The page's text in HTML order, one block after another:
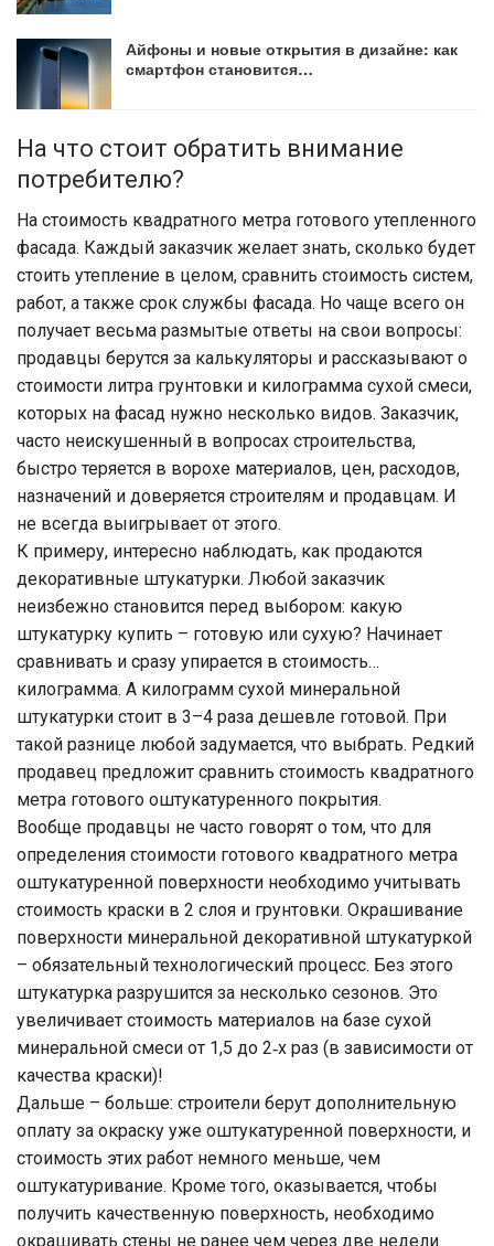
Айфоны и новые открытия в дизайне: как
смартфон становится…
На что стоит обратить внимание
потребителю?
На стоимость квадратного метра готового утепленного
фасада. Каждый заказчик желает знать, сколько будет
стоить утепление в целом, сравнить стоимость систем,
работ, а также срок службы фасада. Но чаще всего он
получает весьма размытые ответы на свои вопросы:
продавцы берутся за калькуляторы и рассказывают о
стоимости литра грунтовки и килограмма сухой смеси,
которых на фасад нужно несколько видов. Заказчик,
часто неискушенный в вопросах строительства,
быстро теряется в ворохе материалов, цен, расходов,
назначений и доверяется строителям и продавцам. И
не всегда выигрывает от этого.
К примеру, интересно наблюдать, как продаются
декоративные штукатурки. Любой заказчик
неизбежно становится перед выбором: какую
штукатурку купить – готовую или сухую? Начинает
сравнивать и сразу упирается в стоимость…
килограмма. А килограмм сухой минеральной
штукатурки стоит в 3–4 раза дешевле готовой. При
такой разнице любой задумается, что выбрать. Редкий
продавец предложит сравнить стоимость квадратного
метра готового оштукатуренного покрытия.
Вообще продавцы не часто говорят о том, что для
определения стоимости готового квадратного метра
оштукатуренной поверхности необходимо учитывать
стоимость краски в 2 слоя и грунтовки. Окрашивание
поверхности минеральной декоративной штукатуркой
– обязательный технологический процесс. Без этого
штукатурка разрушится за несколько сезонов. Это
увеличивает стоимость материалов на базе сухой
минеральной смеси от 1,5 до 2‑х раз (в зависимости от
качества краски)!
Дальше – больше: строители берут дополнительную
оплату за окраску уже оштукатуренной поверхности, и
стоимость этих работ немного меньше, чем
оштукатуривание. Кроме того, оказывается, чтобы
получить качественную поверхность, необходимо
окрашивать стены не ранее чем через две недели